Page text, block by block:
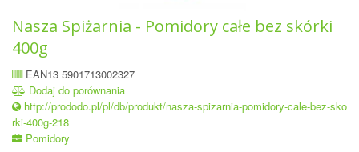
Nasza Spiżarnia - Pomidory całe bez skórki
400g
EAN13 5901713002327
Dodaj do porównania
http://prododo.pl/pl/db/produkt/nasza-spizarnia-pomidory-cale-bez-sko
rki-400g-218
Pomidory